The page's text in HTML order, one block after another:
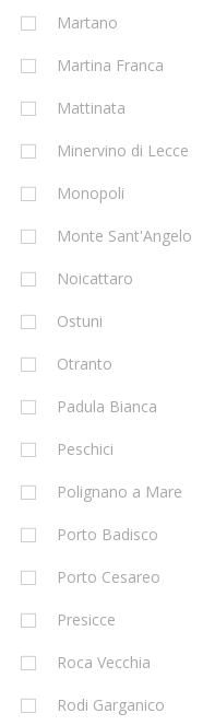
Martano
Martina Franca
Mattinata
Minervino di Lecce
Monopoli
Monte Sant'Angelo
Noicattaro
Ostuni
Otranto
Padula Bianca
Peschici
Polignano a Mare
Porto Badisco
Porto Cesareo
Presicce
Roca Vecchia
Rodi Garganico